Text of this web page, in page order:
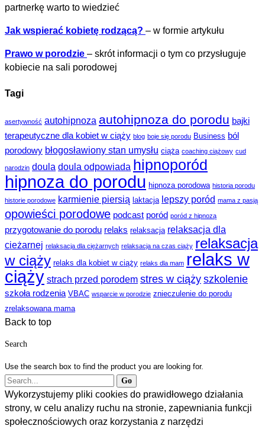
partnerkę warto to wiedzieć
Jak wspierać kobietę rodzącą? – w formie artykułu
Prawo w porodzie – skrót informacji o tym co przysługuje
kobiecie na sali porodowej
Tagi
asertywność autohipnoza autohipnoza do porodu bajki
terapeutyczne dla kobiet w ciąży blog boje się porodu Business ból
porodowy błogosławiony stan umysłu ciąża coaching ciążowy cud
narodzin doula doula odpowiada hipnoporód
hipnoza do porodu hipnoza porodowa historia porodu
historie porodowe karmienie piersią laktacja lepszy poród mama z pasją
opowieści porodowe podcast poród poród z hipnozą
przygotowanie do porodu relaks relaksacja relaksacja dla
cieżarnej relaksacja dla ciężarnych relaksacja na czas ciąży relaksacja
w ciąży relaks dla kobiet w ciąży relaks dla mam relaks w
ciąży strach przed porodem stres w ciąży szkolenie
szkoła rodzenia VBAC wsparcie w porodzie znieczulenie do porodu
zrelaksowana mama
Back to top
Search
Use the search box to find the product you are looking for.
Wykorzystujemy pliki cookies do prawidłowego działania
strony, w celu analizy ruchu na stronie, zapewniania funkcji
społecznościowych oraz korzystania z narzędzi